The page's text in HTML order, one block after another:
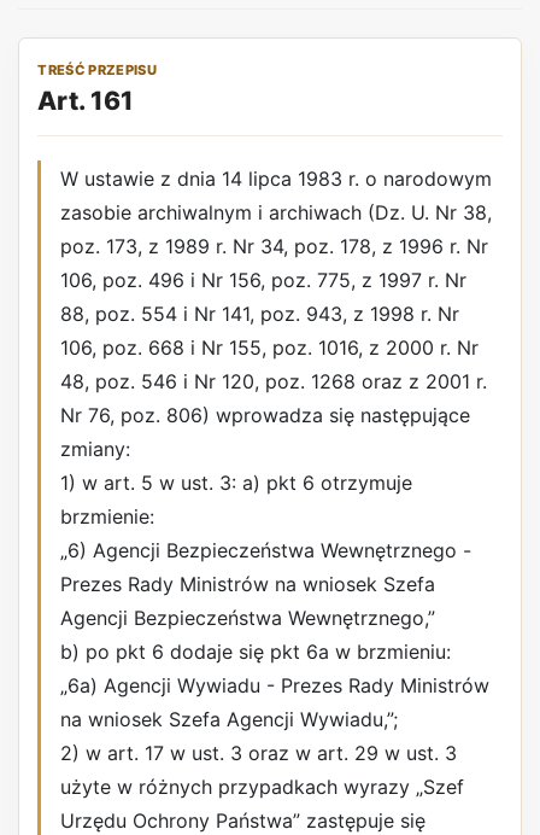
TREŚĆ PRZEPISU
Art. 161
W ustawie z dnia 14 lipca 1983 r. o narodowym
zasobie archiwalnym i archiwach (Dz. U. Nr 38,
poz. 173, z 1989 r. Nr 34, poz. 178, z 1996 r. Nr
106, poz. 496 i Nr 156, poz. 775, z 1997 r. Nr
88, poz. 554 i Nr 141, poz. 943, z 1998 r. Nr
106, poz. 668 i Nr 155, poz. 1016, z 2000 r. Nr
48, poz. 546 i Nr 120, poz. 1268 oraz z 2001 r.
Nr 76, poz. 806) wprowadza się następujące
zmiany:
1) w art. 5 w ust. 3: a) pkt 6 otrzymuje
brzmienie:
„6) Agencji Bezpieczeństwa Wewnętrznego -
Prezes Rady Ministrów na wniosek Szefa
Agencji Bezpieczeństwa Wewnętrznego,”
b) po pkt 6 dodaje się pkt 6a w brzmieniu:
„6a) Agencji Wywiadu - Prezes Rady Ministrów
na wniosek Szefa Agencji Wywiadu,”;
2) w art. 17 w ust. 3 oraz w art. 29 w ust. 3
użyte w różnych przypadkach wyrazy „Szef
Urzędu Ochrony Państwa” zastępuje się